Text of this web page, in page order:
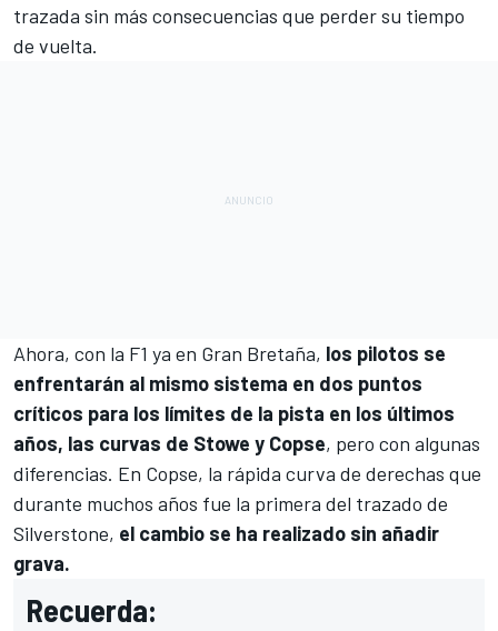
trazada sin más consecuencias que perder su tiempo
de vuelta.
Ahora, con la F1 ya en Gran Bretaña, los pilotos se
enfrentarán al mismo sistema en dos puntos
críticos para los límites de la pista en los últimos
años, las curvas de Stowe y Copse, pero con algunas
diferencias. En Copse, la rápida curva de derechas que
durante muchos años fue la primera del trazado de
Silverstone, el cambio se ha realizado sin añadir
grava.
Recuerda: